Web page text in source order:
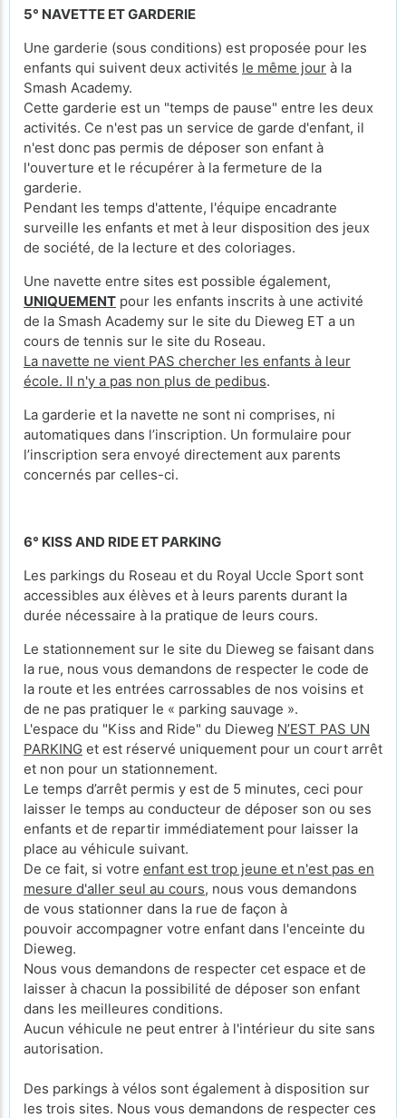
5° NAVETTE ET GARDERIE
Une garderie (sous conditions) est proposée pour les
enfants qui suivent deux activités le même jour à la
Smash Academy.
Cette garderie est un "temps de pause" entre les deux
activités. Ce n'est pas un service de garde d'enfant, il
n'est donc pas permis de déposer son enfant à
l'ouverture et le récupérer à la fermeture de la
garderie.
Pendant les temps d'attente, l'équipe encadrante
surveille les enfants et met à leur disposition des jeux
de société, de la lecture et des coloriages.
Une navette entre sites est possible également,
UNIQUEMENT pour les enfants inscrits à une activité
de la Smash Academy sur le site du Dieweg ET a un
cours de tennis sur le site du Roseau.
La navette ne vient PAS chercher les enfants à leur
école. Il n'y a pas non plus de pedibus.
La garderie et la navette ne sont ni comprises, ni
automatiques dans l’inscription. Un formulaire pour
l’inscription sera envoyé directement aux parents
concernés par celles-ci.
6° KISS AND RIDE ET PARKING
Les parkings du Roseau et du Royal Uccle Sport sont
accessibles aux élèves et à leurs parents durant la
durée nécessaire à la pratique de leurs cours.
Le stationnement sur le site du Dieweg se faisant dans
la rue, nous vous demandons de respecter le code de
la route et les entrées carrossables de nos voisins et
de ne pas pratiquer le « parking sauvage ».
L'espace du "Kiss and Ride" du Dieweg N’EST PAS UN
PARKING et est réservé uniquement pour un court arrêt
et non pour un stationnement.
Le temps d’arrêt permis y est de 5 minutes, ceci pour
laisser le temps au conducteur de déposer son ou ses
enfants et de repartir immédiatement pour laisser la
place au véhicule suivant.
De ce fait, si votre enfant est trop jeune et n'est pas en
mesure d'aller seul au cours, nous vous demandons
de vous stationner dans la rue de façon à
pouvoir accompagner votre enfant dans l'enceinte du
Dieweg.
Nous vous demandons de respecter cet espace et de
laisser à chacun la possibilité de déposer son enfant
dans les meilleures conditions.
Aucun véhicule ne peut entrer à l'intérieur du site sans
autorisation.
Des parkings à vélos sont également à disposition sur
les trois sites. Nous vous demandons de respecter ces